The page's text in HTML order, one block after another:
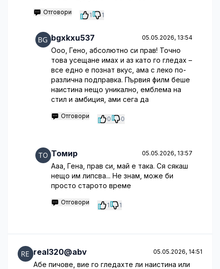
Отговори 1 1
bgxkxu537 05.05.2026, 13:54
Ооо, Гено, абсолютно си прав! Точно
това усещане имах и аз като го гледах –
все едно е познат вкус, ама с леко по-
различна подправка. Първия филм беше
наистина нещо уникално, емблема на
стил и амбиция, ами сега да
Отговори 0 0
Томир 05.05.2026, 13:57
Ааа, Гена, прав си, май е така. Ся сякаш
нещо им липсва... Не знам, може би
просто старото време
Отговори 1 1
real320@abv 05.05.2026, 14:51
Абе пичове, вие го гледахте ли наистина или